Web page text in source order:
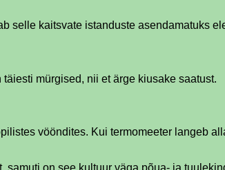
selle kaitsvate istanduste asendamatuks
mürgised, nii et ärge kiusake saatust.
vööndites. Kui termomeeter langeb
on see kultuur väga põua- ja